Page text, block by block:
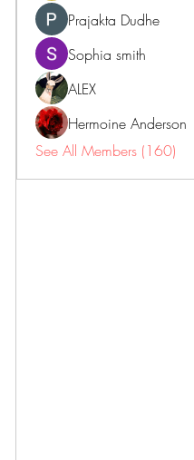
Prajakta Dudhe
Sophia smith
ALEX
Hermoine Anderson
See All Members (160)